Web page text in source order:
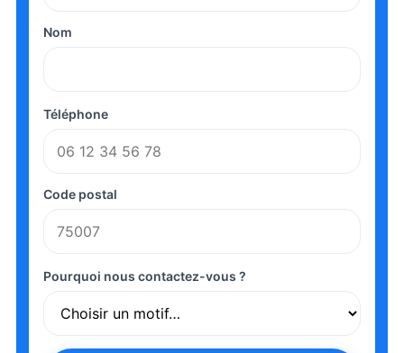
Nom
Téléphone
Code postal
Pourquoi nous contactez-vous ?